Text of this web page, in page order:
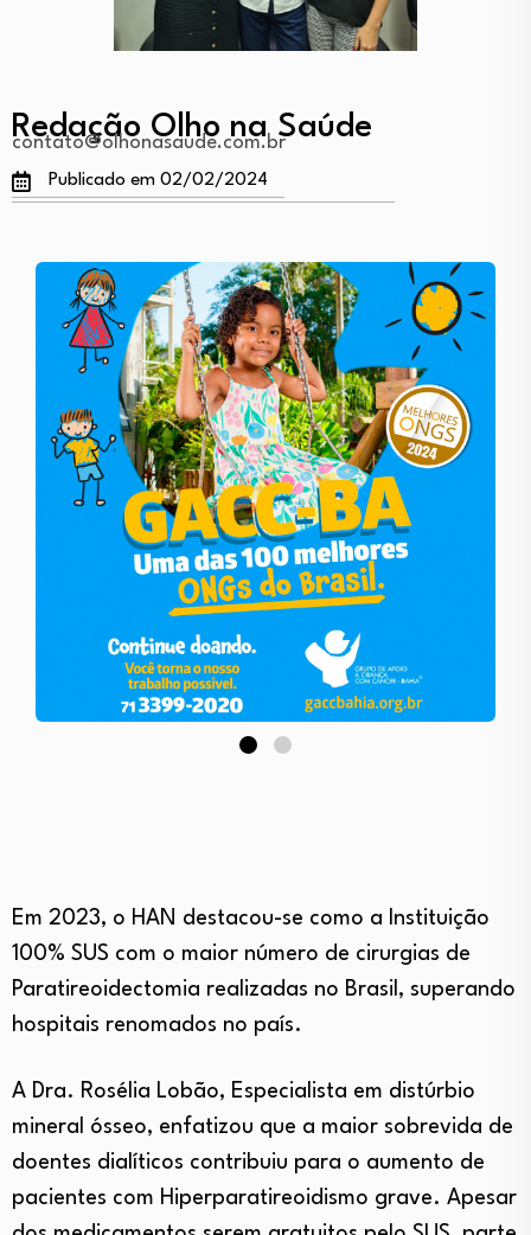
Redação Olho na Saúde
contato@olhonasaude.com.br
Publicado em 02/02/2024
Em 2023, o HAN destacou-se como a Instituição
100% SUS com o maior número de cirurgias de
Paratireoidectomia realizadas no Brasil, superando
hospitais renomados no país.
A Dra. Rosélia Lobão, Especialista em distúrbio
mineral ósseo, enfatizou que a maior sobrevida de
doentes dialíticos contribuiu para o aumento de
pacientes com Hiperparatireoidismo grave. Apesar